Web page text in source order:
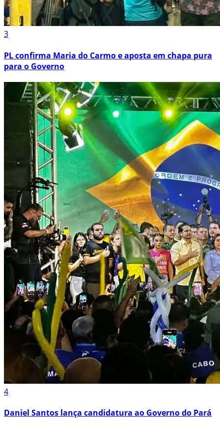
3
PL confirma Maria do Carmo e aposta em chapa pura
para o Governo
4
Daniel Santos lança candidatura ao Governo do Pará